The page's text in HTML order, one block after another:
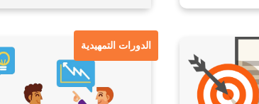
الدورات التمهيدية